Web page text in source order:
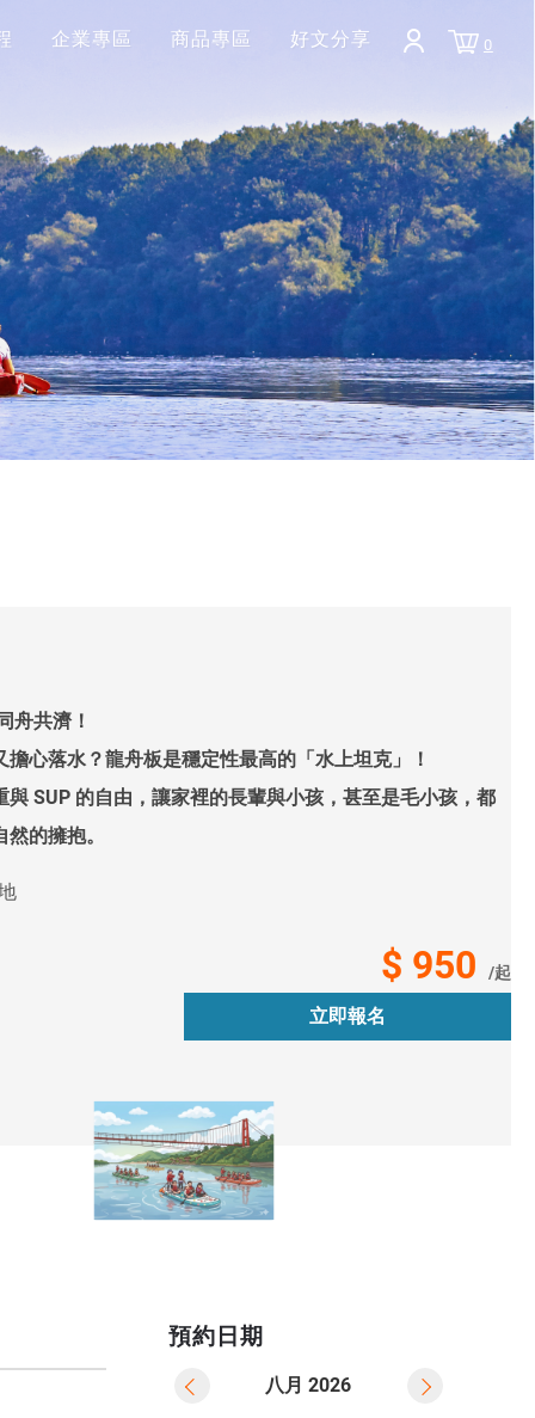
企業專區 商品專區 好文分享 0
舟共濟！
擔心落水？龍舟板是穩定性最高的「水上坦克」！
與 SUP 的自由，讓家裡的長輩與小孩，甚至是毛小孩，都
的擁抱。
$ 950 /起
立即報名
預約日期
八月 2026